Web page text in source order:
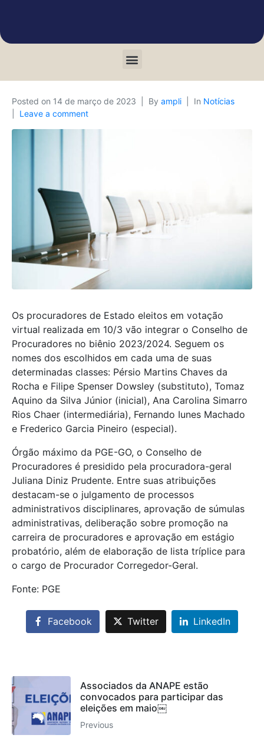
Posted on 14 de março de 2023 By ampli In Notícias
Leave a comment
Os procuradores de Estado eleitos em votação
virtual realizada em 10/3 vão integrar o Conselho de
Procuradores no biênio 2023/2024. Seguem os
nomes dos escolhidos em cada uma de suas
determinadas classes: Pérsio Martins Chaves da
Rocha e Filipe Spenser Dowsley (substituto), Tomaz
Aquino da Silva Júnior (inicial), Ana Carolina Simarro
Rios Chaer (intermediária), Fernando Iunes Machado
e Frederico Garcia Pineiro (especial).
Órgão máximo da PGE-GO, o Conselho de
Procuradores é presidido pela procuradora-geral
Juliana Diniz Prudente. Entre suas atribuições
destacam-se o julgamento de processos
administrativos disciplinares, aprovação de súmulas
administrativas, deliberação sobre promoção na
carreira de procuradores e aprovação em estágio
probatório, além de elaboração de lista tríplice para
o cargo de Procurador Corregedor-Geral.
Fonte: PGE
Facebook Twitter LinkedIn
Associados da ANAPE estão
convocados para participar das
eleições em maio￼
Previous